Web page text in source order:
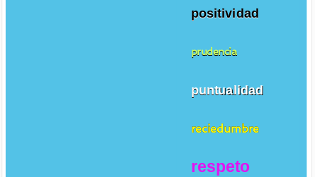
positividad
prudencia
puntualidad
reciedumbre
respeto